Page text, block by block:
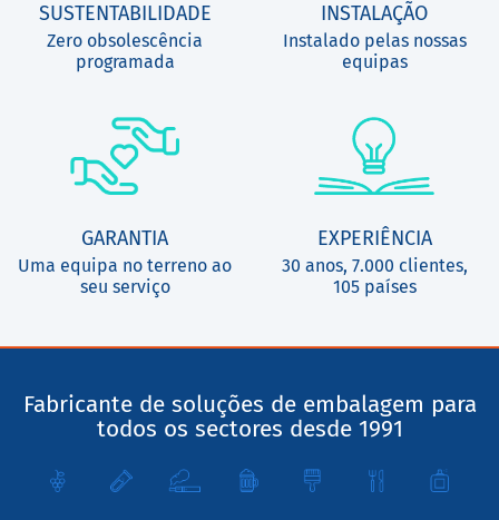
SUSTENTABILIDADE
Zero obsolescência
programada
INSTALAÇÃO
Instalado pelas nossas
equipas
GARANTIA
Uma equipa no terreno ao
seu serviço
EXPERIÊNCIA
30 anos, 7.000 clientes,
105 países
Fabricante de soluções de embalagem para
todos os sectores desde 1991